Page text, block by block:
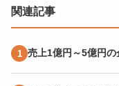
関連記事
売上1億円～5億円